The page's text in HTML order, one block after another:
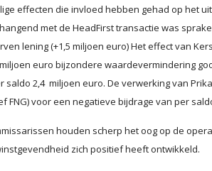
effecten die invloed hebben gehad op het
met de HeadFirst transactie was
lening (+1,5 miljoen euro) Het effect van
euro bijzondere waardevermindering
2,4 miljoen euro. De verwerking van
voor een negatieve bijdrage van per
houden scherp het oog op de
zich positief heeft ontwikkeld.